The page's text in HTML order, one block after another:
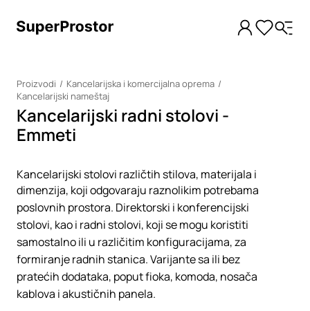
Proizvodi
Kancelarijska i komercijalna oprema
Kancelarijski nameštaj
Kancelarijski radni stolovi -
Emmeti
Kancelarijski stolovi različtih stilova, materijala i
dimenzija, koji odgovaraju raznolikim potrebama
poslovnih prostora. Direktorski i konferencijski
stolovi, kao i radni stolovi, koji se mogu koristiti
samostalno ili u različitim konfiguracijama, za
formiranje radnih stanica. Varijante sa ili bez
pratećih dodataka, poput fioka, komoda, nosača
kablova i akustičnih panela.